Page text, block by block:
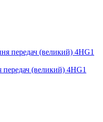
(великий) 4HG1